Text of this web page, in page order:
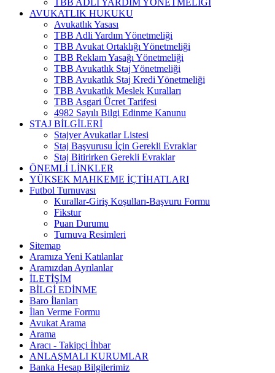
TBB ADLİ YARDIM YÖNETMELİĞİ
AVUKATLIK HUKUKU
Avukatlık Yasası
TBB Adli Yardım Yönetmeliği
TBB Avukat Ortaklığı Yönetmeliği
TBB Reklam Yasağı Yönetmeliği
TBB Avukatlık Staj Yönetmeliği
TBB Avukatlık Staj Kredi Yönetmeliği
TBB Avukatlık Meslek Kuralları
TBB Asgari Ücret Tarifesi
4982 Sayılı Bilgi Edinme Kanunu
STAJ BİLGİLERİ
Stajyer Avukatlar Listesi
Staj Başvurusu İçin Gerekli Evraklar
Staj Bitirirken Gerekli Evraklar
ÖNEMLİ LİNKLER
YÜKSEK MAHKEME İÇTİHATLARI
Futbol Turnuvası
Kurallar-Giriş Koşulları-Başvuru Formu
Fikstur
Puan Durumu
Turnuva Resimleri
Sitemap
Aramıza Yeni Katılanlar
Aramızdan Ayrılanlar
İLETİŞİM
BİLGİ EDİNME
Baro İlanları
İlan Verme Formu
Avukat Arama
Arama
Aracı - Takipçi İhbar
ANLAŞMALI KURUMLAR
Banka Hesap Bilgilerimiz